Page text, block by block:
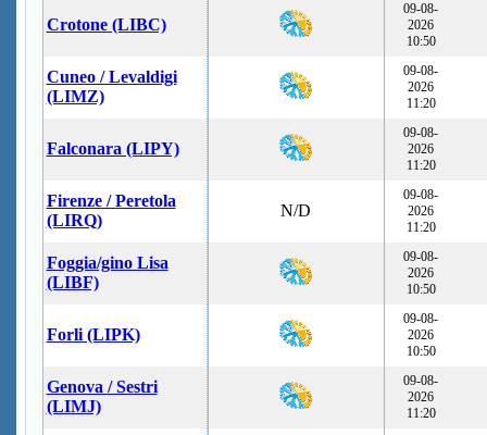
Crotone (LIBC)
09-08-
2026
10:50
Cuneo / Levaldigi
(LIMZ)
09-08-
2026
11:20
Falconara (LIPY)
09-08-
2026
11:20
Firenze / Peretola
(LIRQ)
N/D
09-08-
2026
11:20
Foggia/gino Lisa
(LIBF)
09-08-
2026
10:50
Forli (LIPK)
09-08-
2026
10:50
Genova / Sestri
(LIMJ)
09-08-
2026
11:20